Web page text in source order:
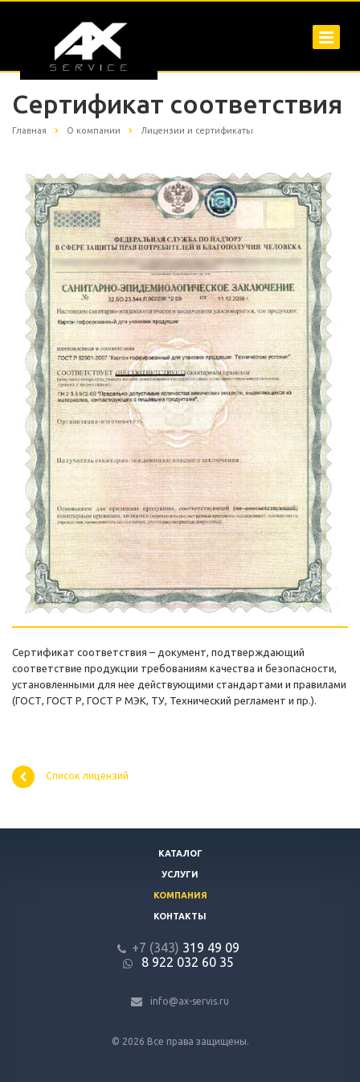
Сертификат соответствия
Главная О компании Лицензии и сертификаты
Сертификат соответствия – документ, подтверждающий
соответствие продукции требованиям качества и безопасности,
установленными для нее действующими стандартами и правилами
(ГОСТ, ГОСТ Р, ГОСТ Р МЭК, ТУ, Технический регламент и пр.).
Список лицензий
© 2026 Все права защищены.
КАТАЛОГ
УСЛУГИ
КОМПАНИЯ
КОНТАКТЫ
+7 (343) 319 49 09
8 922 032 60 35
info@ax-servis.ru